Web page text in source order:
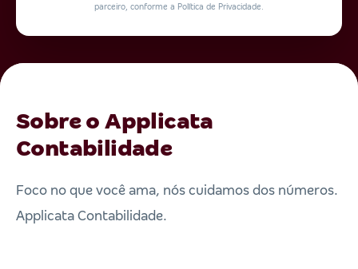
parceiro, conforme a Política de Privacidade.
Sobre o Applicata
Contabilidade
Foco no que você ama, nós cuidamos dos números.
Applicata Contabilidade.